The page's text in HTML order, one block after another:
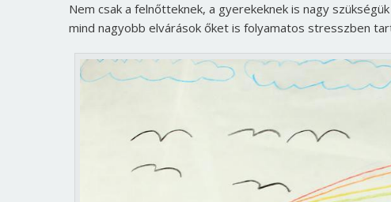
Nem csak a felnőtteknek, a gyerekeknek is nagy
mind nagyobb elvárások őket is folyamatos stresszben